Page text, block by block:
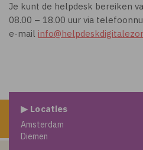
Je kunt de helpdesk bereiken
08.00 – 18.00 uur via
e-mail
▶ Locaties
Amsterdam
Diemen